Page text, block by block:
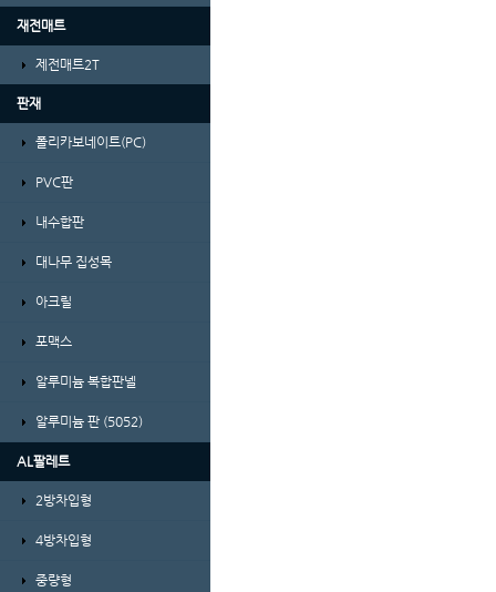
재전매트
제전매트2T
판재
폴리카보네이트(PC)
PVC판
내수합판
대나무 집성목
아크릴
포맥스
알루미늄 복합판넬
알루미늄 판 (5052)
AL팔레트
2방차입형
4방차입형
중량형